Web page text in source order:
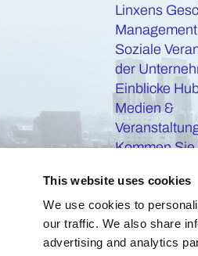
This website uses cookies
We use cookies to
our traffic. We also share
advertising and analytics
Linxens
Management
Soziale
der
Einblicke
Medien &
Kommen Sie